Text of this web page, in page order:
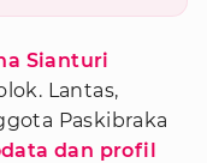
Sianturi
Lantas,
Paskibraka
dan profil